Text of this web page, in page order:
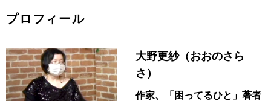
プロフィール
大野更紗（おおのさら
さ）
作家、「困ってるひと」著者